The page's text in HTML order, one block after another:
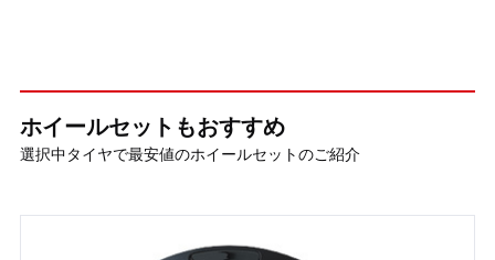
ホイールセットもおすすめ
選択中タイヤで最安値のホイールセットのご紹介